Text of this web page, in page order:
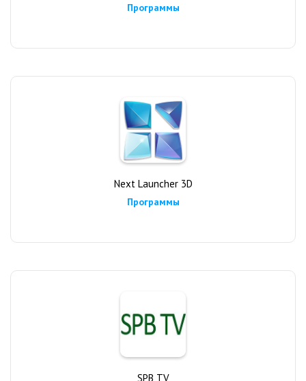
Программы
Next Launcher 3D
Программы
SPB TV